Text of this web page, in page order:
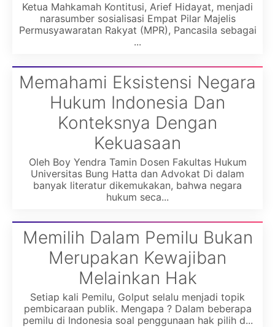
Ketua Mahkamah Kontitusi, Arief Hidayat, menjadi
narasumber sosialisasi Empat Pilar Majelis
Permusyawaratan Rakyat (MPR), Pancasila sebagai
...
Memahami Eksistensi Negara
Hukum Indonesia Dan
Konteksnya Dengan
Kekuasaan
Oleh Boy Yendra Tamin Dosen Fakultas Hukum
Universitas Bung Hatta dan Advokat Di dalam
banyak literatur dikemukakan, bahwa negara
hukum seca...
Memilih Dalam Pemilu Bukan
Merupakan Kewajiban
Melainkan Hak
Setiap kali Pemilu, Golput selalu menjadi topik
pembicaraan publik. Mengapa ? Dalam beberapa
pemilu di Indonesia soal penggunaan hak pilih d...